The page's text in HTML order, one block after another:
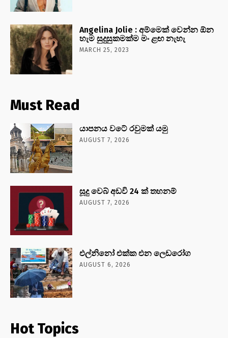
Angelina Jolie : අම්මෙක් වෙන්න ඕන
හැම සුදුසුකමක්ම මං ළඟ නැහැ
MARCH 25, 2023
Must Read
යාපනය වටේ රවුමක් යමු
AUGUST 7, 2026
සූදු වෙබ් අඩවි 24 ක් තහනම්
AUGUST 7, 2026
එල්නිනෝ එක්ක එන ලෙඩරෝග
AUGUST 6, 2026
Hot Topics